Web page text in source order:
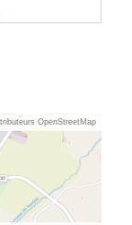
OpenStreetMap